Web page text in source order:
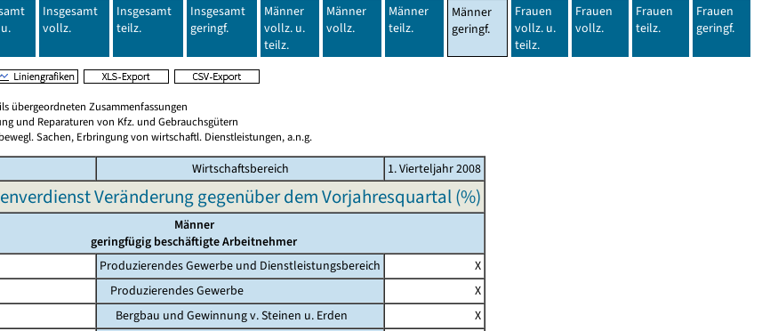
Insgesamt
vollz.
Insgesamt
teilz.
Insgesamt
geringf.
Männer
vollz. u.
teilz.
Männer
vollz.
Männer
teilz.
Männer
geringf.
Frauen
vollz. u.
teilz.
Frauen
vollz.
Frauen
teilz.
Frauen
geringf.
übergeordneten Zusammenfassungen
und Reparaturen von Kfz. und Gebrauchsgütern
Sachen, Erbringung von wirtschaftl. Dienstleistungen, a.n.g.
Wirtschaftsbereich 1. Vierteljahr 2008
Veränderung gegenüber dem Vorjahresquartal (%)
Männer
geringfügig beschäftigte Arbeitnehmer
Produzierendes Gewerbe und Dienstleistungsbereich
X
Produzierendes Gewerbe
X
Bergbau und Gewinnung v. Steinen u. Erden
X